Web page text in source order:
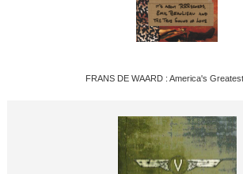
FRANS DE WAARD : America's